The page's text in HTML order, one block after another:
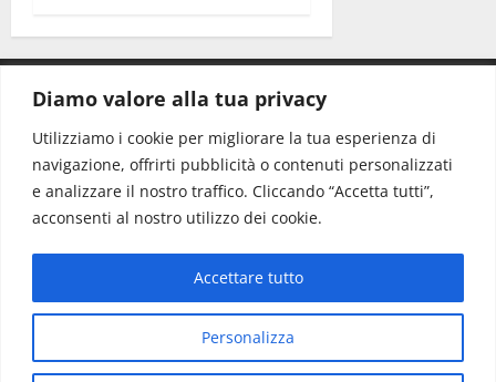
Diamo valore alla tua privacy
Utilizziamo i cookie per migliorare la tua esperienza di
navigazione, offrirti pubblicità o contenuti personalizzati
e analizzare il nostro traffico. Cliccando “Accetta tutti”,
acconsenti al nostro utilizzo dei cookie.
Personalizza
Accettare tutto
CONTATTI.
Redazione: redazione@www.martinasera.it
Direttore:direttore@www.martinasera.it
Info & Commerciale:info@www.martinasera.it
Home News Vivere la città EVENTI
Salute
Il Blog del Direttore